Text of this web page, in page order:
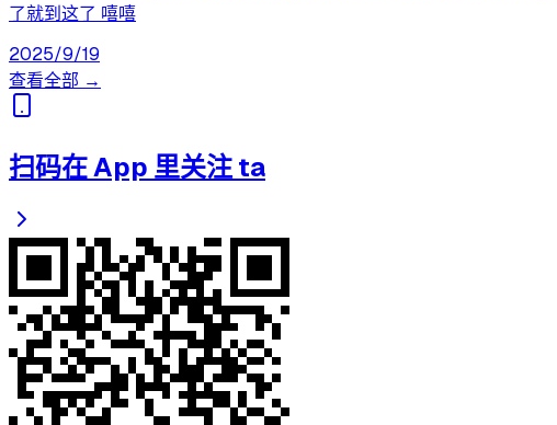
了就到这了 嘻嘻
2025/9/19
查看全部 →
扫码在 App 里关注 ta